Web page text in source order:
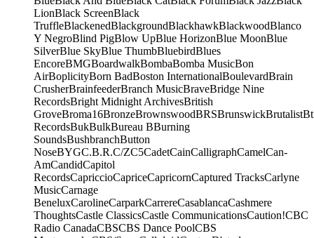
LionBlack ScreenBlack
TruffleBlackenedBlackgroundBlackhawkBlackwoodBlanco
Y NegroBlind PigBlow UpBlue HorizonBlue MoonBlue
SilverBlue SkyBlue ThumbBluebirdBlues
EncoreBMGBoardwalkBombaBomba MusicBon
AirBoplicityBorn BadBoston InternationalBoulevardBrain
CrusherBrainfeederBranch MusicBraveBridge Nine
RecordsBright Midnight ArchivesBritish
GroveBroma16BronzeBrownswoodBRSBrunswickBrutalist
RecordsBukBulkBureau BBurning
SoundsBushbranchButton
NoseBYGC.B.R.C/ZC5CadetCainCalligraphCamelCan-
AmCandidCapitol
RecordsCapriccioCapriceCapricornCaptured TracksCarlyne
MusicCarnage
BeneluxCarolineCarparkCarrereCasablancaCashmere
ThoughtsCastle ClassicsCastle CommunicationsCaution!CBC
Radio CanadaCBSCBS Dance PoolCBS